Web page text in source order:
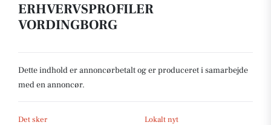
ERHVERVSPROFILER
VORDINGBORG
Dette indhold er annoncørbetalt og er produceret i samarbejde
med en annoncør.
Det sker
Lokalt nyt